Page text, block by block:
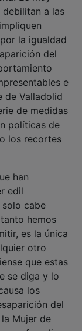
a las
la igualdad
del
e
de Valladolid
de medidas
políticas de
los recortes
edil
cabe
hemos
es la única
otro
que estas
se diga y lo
los
del
Mujer de
y